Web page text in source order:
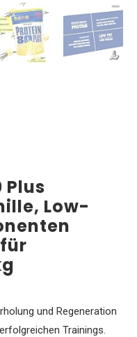
Plus
Low-
und Regeneration
Trainings.